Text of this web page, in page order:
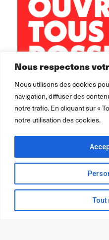
Nous respectons
Nous utilisons des cookies
navigation, diffuser des
notre trafic. En cliquant sur «
notre utilisation des cookies.
Tout
Léo Lagrange